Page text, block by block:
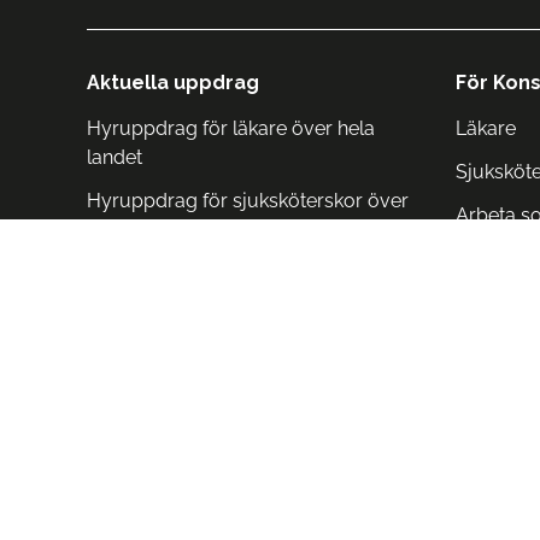
Aktuella uppdrag
Hyruppdrag för läkare över hela
landet
Hyruppdrag för sjuksköterskor över
För
Läkare
Arbeta